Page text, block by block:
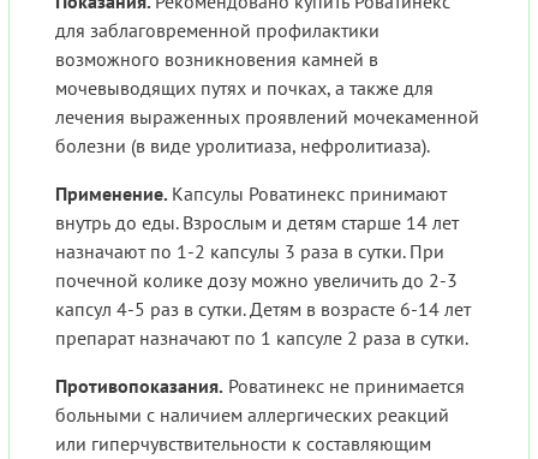
для заблаговременной профилактики
возможного возникновения камней в
мочевыводящих путях и почках, а также для
лечения выраженных проявлений мочекаменной
болезни (в виде уролитиаза, нефролитиаза).
Применение. Капсулы Роватинекс принимают
внутрь до еды. Взрослым и детям старше 14 лет
назначают по 1-2 капсулы 3 раза в сутки. При
почечной колике дозу можно увеличить до 2-3
капсул 4-5 раз в сутки. Детям в возрасте 6-14 лет
препарат назначают по 1 капсуле 2 раза в сутки.
Противопоказания. Роватинекс не принимается
больными с наличием аллергических реакций
или гиперчувствительности к составляющим